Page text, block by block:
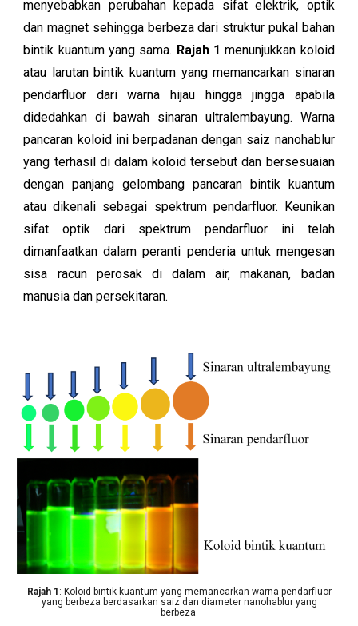
menyebabkan perubahan kepada sifat elektrik, optik
dan magnet sehingga berbeza dari struktur pukal bahan
bintik kuantum yang sama. Rajah 1 menunjukkan koloid
atau larutan bintik kuantum yang memancarkan sinaran
pendarfluor dari warna hijau hingga jingga apabila
didedahkan di bawah sinaran ultralembayung. Warna
pancaran koloid ini berpadanan dengan saiz nanohablur
yang terhasil di dalam koloid tersebut dan bersesuaian
dengan panjang gelombang pancaran bintik kuantum
atau dikenali sebagai spektrum pendarfluor. Keunikan
sifat optik dari spektrum pendarfluor ini telah
dimanfaatkan dalam peranti penderia untuk mengesan
sisa racun perosak di dalam air, makanan, badan
manusia dan persekitaran.
Rajah 1 : Koloid bintik kuantum yang memancarkan warna pendarfluor
yang berbeza berdasarkan saiz dan diameter nanohablur yang
berbeza